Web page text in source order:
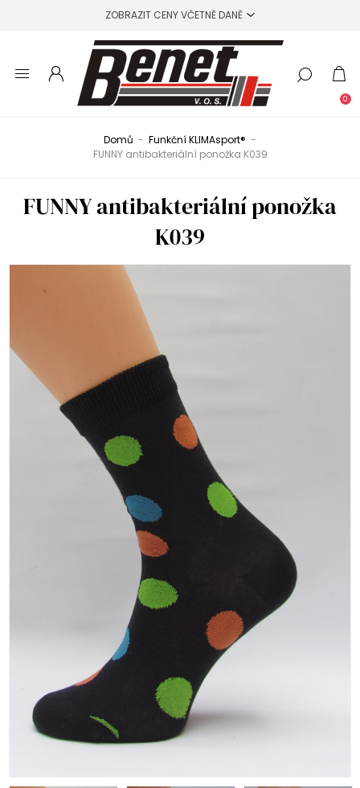
0
Domů - Funkční KLIMAsport® -
FUNNY antibakteriální ponožka K039
FUNNY antibakteriální ponožka
K039